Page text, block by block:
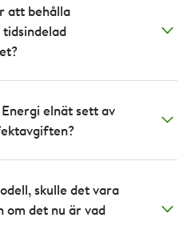
att behålla
elnät sett av
skulle det vara
om det nu är vad